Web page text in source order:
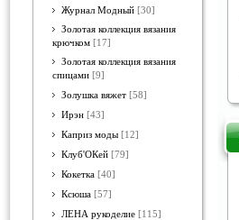
Журнал Модный [30]
Золотая коллекция вязания
крючком [17]
Золотая коллекция вязания
спицами [9]
Золушка вяжет [58]
Ирэн [43]
Каприз моды [12]
Клуб'ОКей [79]
Кокетка [40]
Ксюша [57]
ЛЕНА рукоделие [115]